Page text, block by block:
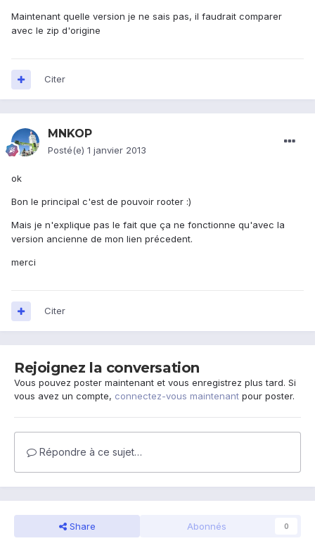
Maintenant quelle version je ne sais pas, il faudrait comparer
avec le zip d'origine
Citer
MNKOP
Posté(e) 1 janvier 2013
ok
Bon le principal c'est de pouvoir rooter :)
Mais je n'explique pas le fait que ça ne fonctionne qu'avec la
version ancienne de mon lien précedent.
merci
Citer
Rejoignez la conversation
Vous pouvez poster maintenant et vous enregistrez plus tard. Si
vous avez un compte, connectez-vous maintenant pour poster.
Répondre à ce sujet…
Share Abonnés 0